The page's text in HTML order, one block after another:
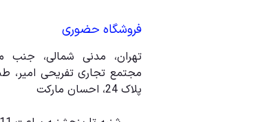
فروشگاه حضوری
تهران، مدنی شمالی، جنب
پلاک 24، احسان مارکت